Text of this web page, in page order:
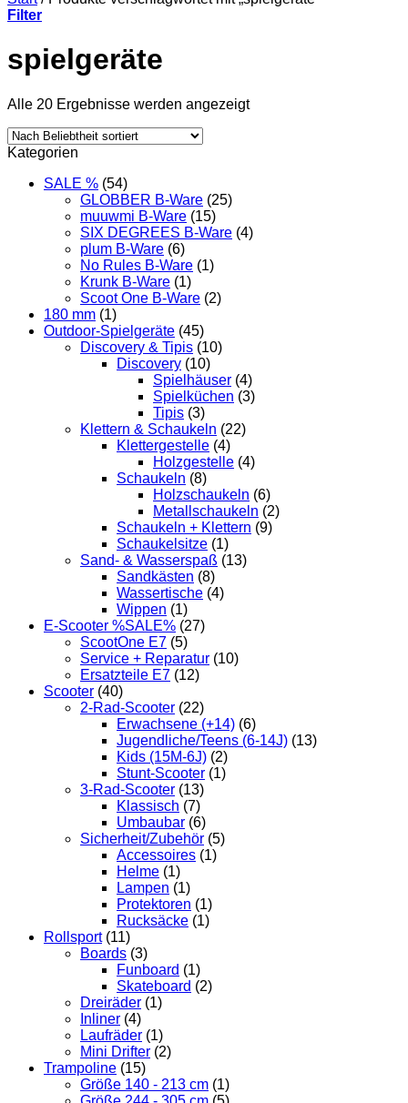
Filter
spielgeräte
Alle 20 Ergebnisse werden angezeigtNach
Kategorien
SALE % (54)
GLOBBER B-Ware (25)
muuwmi B-Ware (15)
SIX DEGREES B-Ware (4)
plum B-Ware (6)
No Rules B-Ware (1)
Krunk B-Ware (1)
Scoot One B-Ware (2)
180 mm (1)
Outdoor-Spielgeräte (45)
Discovery & Tipis (10)
Discovery (10)
Spielhäuser (4)
Spielküchen (3)
Tipis (3)
Klettern & Schaukeln (22)
Klettergestelle (4)
Holzgestelle (4)
Schaukeln (8)
Holzschaukeln (6)
Metallschaukeln (2)
Schaukeln + Klettern (9)
Schaukelsitze (1)
Sand- & Wasserspaß (13)
Sandkästen (8)
Wassertische (4)
Wippen (1)
E-Scooter %SALE% (27)
ScootOne E7 (5)
Service + Reparatur (10)
Ersatzteile E7 (12)
Scooter (40)
2-Rad-Scooter (22)
Erwachsene (+14) (6)
Jugendliche/Teens (6-14J) (13)
Kids (15M-6J) (2)
Stunt-Scooter (1)
3-Rad-Scooter (13)
Klassisch (7)
Umbaubar (6)
Sicherheit/Zubehör (5)
Accessoires (1)
Helme (1)
Lampen (1)
Protektoren (1)
Rucksäcke (1)
Rollsport (11)
Boards (3)
Funboard (1)
Skateboard (2)
Dreiräder (1)
Inliner (4)
Laufräder (1)
Mini Drifter (2)
Trampoline (15)
Größe 140 - 213 cm (1)